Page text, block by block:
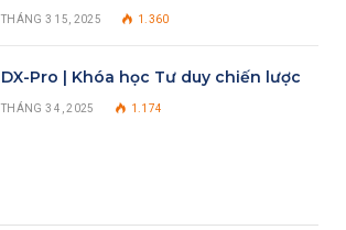
THÁNG 3 15, 2025 1.360
DX-Pro | Khóa học Tư duy chiến lược
THÁNG 3 4, 2025 1.174